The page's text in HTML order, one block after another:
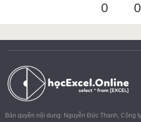
Google Sheet
0 0
Bản quyền nội dung: Nguyễn Đức Thanh, Công